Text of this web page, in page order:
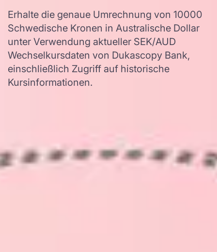
Erhalte die genaue Umrechnung von 10000
Schwedische Kronen in Australische Dollar
unter Verwendung aktueller SEK/AUD
Wechselkursdaten von Dukascopy Bank,
einschließlich Zugriff auf historische
Kursinformationen.